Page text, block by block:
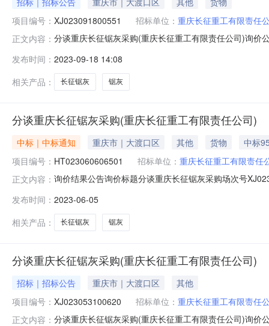
项目编号： XJ023091800551 招标单位： 重庆长征重工有限责任
正文内容： 分谈重庆长征锯灰采购(重庆长征重工有限责任公司)询
付款附件查看附件查看附件查看附件查看附件备注询价
发布时间： 2023-09-18 14:08
相关产品：
长征锯灰 锯灰
分谈重庆长征锯灰采购(重庆长征重工有限责任公司)
中标｜中标通知 重庆市｜大渡口区 其他 货物
中标
项目编号： HT023060606501 招标单位： 重庆长征重工有限责任
正文内容： 询价结果公告询价标题分谈重庆长征锯灰采购场次号
价，分批送货，送货时间以锻件公司通知为准。2、详细
发布时间： 2023-06-05
相关产品：
长征锯灰 锯灰
分谈重庆长征锯灰采购(重庆长征重工有限责任公司)
招标｜招标公告 重庆市｜大渡口区
其他
项目编号： XJ023053100620 招标单位： 重庆长征重工有限责任
正文内容： 分谈重庆长征锯灰采购(重庆长征重工有限责任公司)询